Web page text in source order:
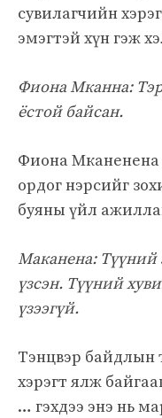
сувилагчийн
эмэгтэй хүн гэж
Фиона Мканна: Тэр
ёстой байсан.
Фиона Мканенена
ордог нэрсийг
буяны үйл
Маканена: Түүний
үзсэн. Түүний
үзээгүй.
Тэнцвэр байдлын
хэрэгт ялж
… гэхдээ энэ нь